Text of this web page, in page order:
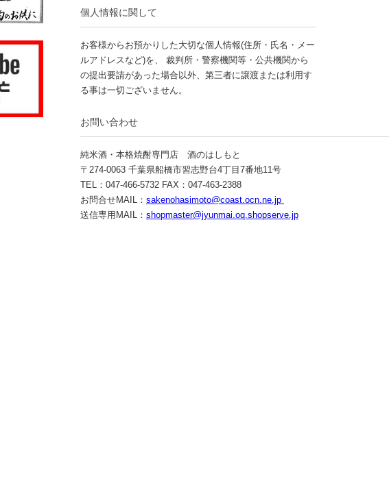
個人情報に関して
お客様からお預かりした大切な個人情報(住所・氏名・メー
ルアドレスなど)を、 裁判所・警察機関等・公共機関から
の提出要請があった場合以外、第三者に譲渡または利用す
る事は一切ございません。
お問い合わせ
純米酒・本格焼酎専門店 酒のはしもと
〒274-0063 千葉県船橋市習志野台4丁目7番地11号
TEL：047-466-5732 FAX：047-463-2388
お問合せMAIL： sakenohasimoto@coast.ocn.ne.jp
送信専用MAIL： shopmaster@jyunmai.oq.shopserve.jp